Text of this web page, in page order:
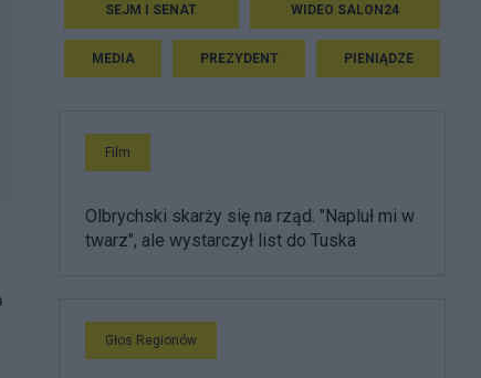
SEJM I SENAT WIDEO SALON24
MEDIA PREZYDENT PIENIĄDZE
Film
Olbrychski skarży się na rząd. "Napluł mi w
twarz", ale wystarczył list do Tuska
Głos Regionów